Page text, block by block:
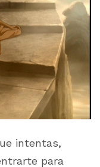
intentas,
para